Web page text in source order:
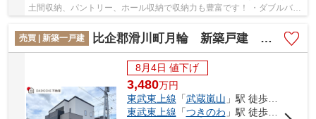
土間収納、パントリー、ホール収納で収納力も豊富です！ ・ダブルバル
売買 | 新築一戸建
比企郡滑川町月輪 新築戸建 全4棟 1号棟
8月4日 値下げ
3,480万円
東武東上線 「武蔵嵐山 」駅 徒歩11分
東武東上線 「つきのわ 」駅 徒歩15分